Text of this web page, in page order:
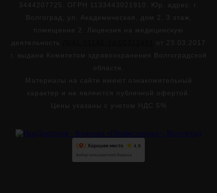
3444207725. ОГРН 1133443021910. Юр. адрес: г.
Волгоград, ул. Академическая, дом 2, 3 этаж,
помещение 2. Лицензия на медицинскую
деятельность
от 23.03.2017
г. выдана Комитетом здравоохранения Волгоградской
области.
Материалы на сайте имеют ознакомительный
характер и не являются публичной офертой.
Цены указаны с учетом НДС 5%